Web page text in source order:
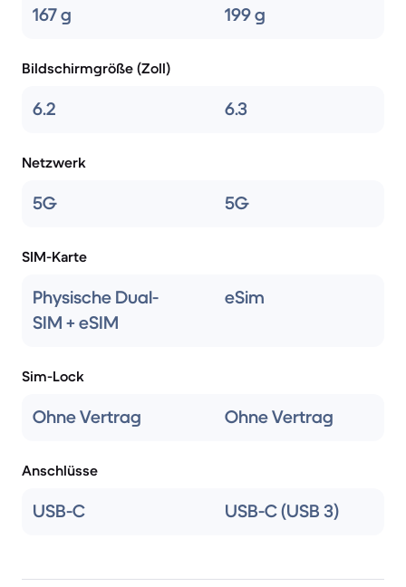
167 g 199 g
Bildschirmgröße (Zoll)
6.2 6.3
Netzwerk
5G 5G
SIM-Karte
Physische Dual-
SIM + eSIM
eSim
Sim-Lock
Ohne Vertrag Ohne Vertrag
Anschlüsse
USB-C USB-C (USB 3)